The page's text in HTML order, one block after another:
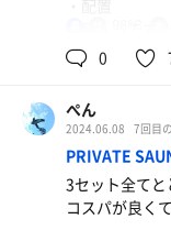
した。広く見
たのですが床
ケースは何用
ッグ置いたり
た方がよいか
・ハンガーが
ハンガーがな
しいです。
0
ぺん
2024.06.08 7回目
PRIVATE
3セット全てと
コスパが良く